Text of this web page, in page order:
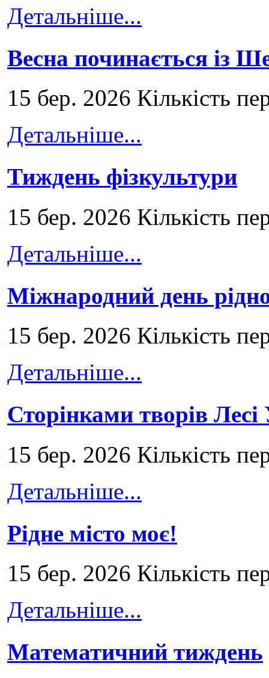
Детальніше...
Весна починається із
15 бер. 2026 Кількість
Детальніше...
Тиждень фізкультури
15 бер. 2026 Кількість
Детальніше...
Міжнародний день
15 бер. 2026 Кількість
Детальніше...
Сторінками творів
15 бер. 2026 Кількість
Детальніше...
Рідне місто моє!
15 бер. 2026 Кількість
Детальніше...
Математичний тиждень